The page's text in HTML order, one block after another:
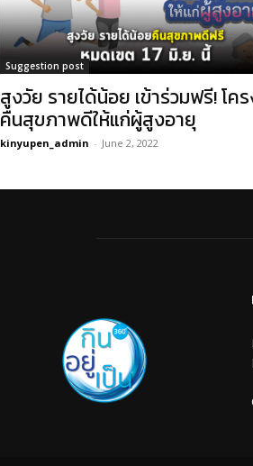
Suggestion post
สูงวัย รายได้น้อย เข้าร่วมฟรี! โค
คืนสุขภาพดีให้แก่ผู้สูงอายุ
kinyupen_admin - June 2, 2022